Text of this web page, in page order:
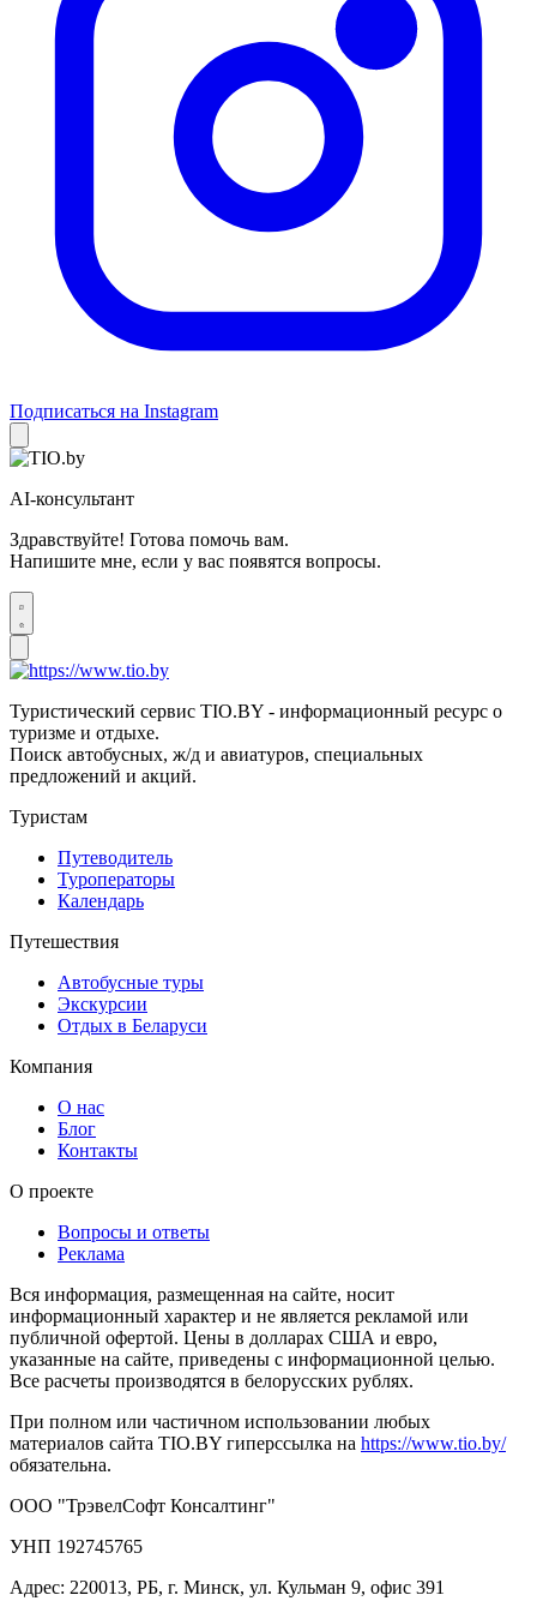
Подписаться на Instagram
AI-консультант
Здравствуйте! Готова помочь вам.
Напишите мне, если у вас появятся вопросы.
Туристический сервис TIO.BY - информационный ресурс о
туризме и отдыхе.
Поиск автобусных, ж/д и авиатуров, специальных
предложений и акций.
Туристам
Путеводитель
Туроператоры
Календарь
Путешествия
Автобусные туры
Экскурсии
Отдых в Беларуси
Компания
О нас
Блог
Контакты
О проекте
Вопросы и ответы
Реклама
Вся информация, размещенная на сайте, носит
информационный характер и не является рекламой или
публичной офертой. Цены в долларах США и евро,
указанные на сайте, приведены с информационной целью.
Все расчеты производятся в белорусских рублях.
При полном или частичном использовании любых
материалов сайта TIO.BY гиперссылка на https://www.tio.by/
обязательна.
ООО "ТрэвелСофт Консалтинг"
УНП 192745765
Адрес: 220013, РБ, г. Минск, ул. Кульман 9, офис 391